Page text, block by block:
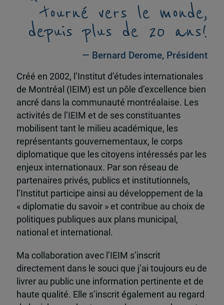
tourné vers le monde,
depuis plus de 20 ans!
— Bernard Derome, Président
Créé en 2002, l’Institut d’études internationales
de Montréal (IEIM) est un pôle d’excellence bien
ancré dans la communauté montréalaise. Les
activités de l’IEIM et de ses constituantes
mobilisent tant le milieu académique, les
représentants gouvernementaux, le corps
diplomatique que les citoyens intéressés par les
enjeux internationaux. Par son réseau de
partenaires privés, publics et institutionnels,
l’Institut participe ainsi au développement de la
« diplomatie du savoir » et contribue au choix de
politiques publiques aux plans municipal,
national et international.
Ma collaboration avec l’IEIM s’inscrit
directement dans le souci que j’ai toujours eu de
livrer au public une information pertinente et de
haute qualité. Elle s’inscrit également au regard